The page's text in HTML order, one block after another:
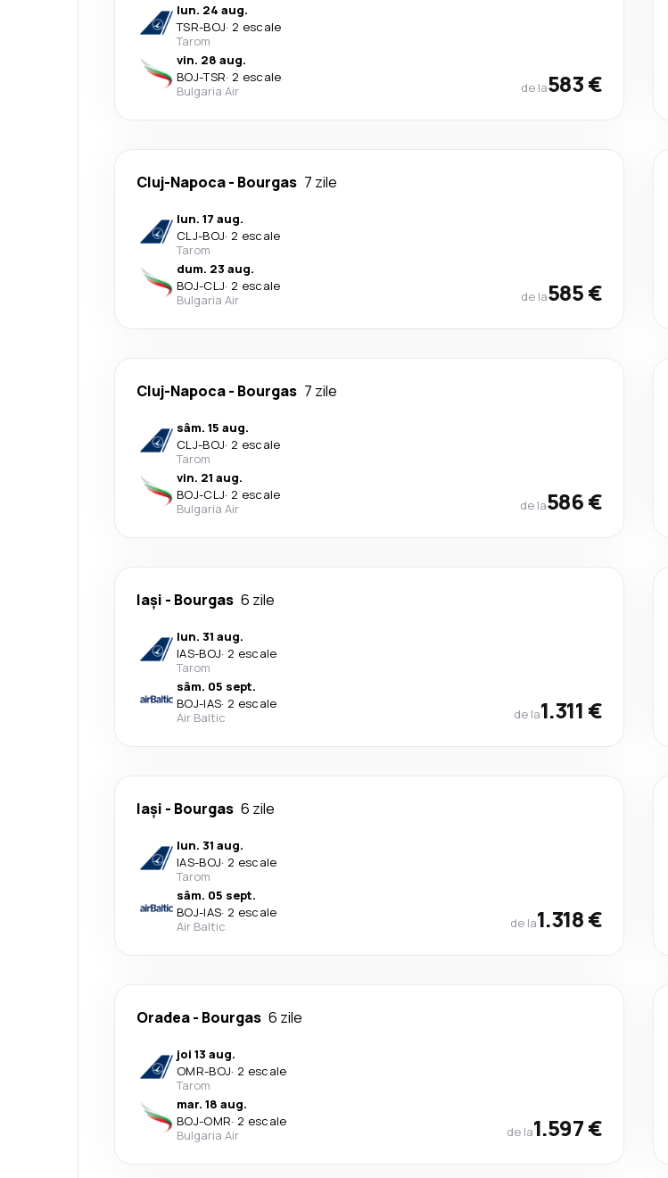
lun. 24 aug.
TSR-BOJ· 2 escale
Tarom
vin. 28 aug.
BOJ-TSR· 2 escale
Bulgaria Air
de la583 €
Cluj-Napoca- Bourgas 7 zile
lun. 17 aug.
CLJ-BOJ· 2 escale
Tarom
dum. 23 aug.
BOJ-CLJ· 2 escale
Bulgaria Air
de la585 €
Cluj-Napoca- Bourgas 7 zile
sâm. 15 aug.
CLJ-BOJ· 2 escale
Tarom
vin. 21 aug.
BOJ-CLJ· 2 escale
Bulgaria Air
de la586 €
Iași - Bourgas 6 zile
lun. 31 aug.
IAS-BOJ· 2 escale
Tarom
sâm. 05 sept.
BOJ-IAS· 2 escale
Air Baltic
de la1.311 €
Iași - Bourgas 6 zile
lun. 31 aug.
IAS-BOJ· 2 escale
Tarom
sâm. 05 sept.
BOJ-IAS· 2 escale
Air Baltic
de la1.318 €
Oradea- Bourgas 6 zile
joi 13 aug.
OMR-BOJ· 2 escale
Tarom
mar. 18 aug.
BOJ-OMR· 2 escale
Bulgaria Air
de la1.597 €